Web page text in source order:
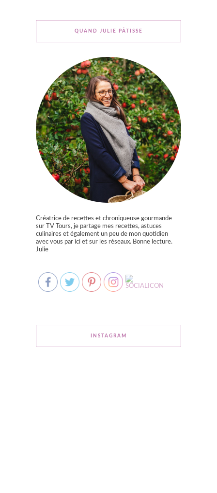
QUAND JULIE PÂTISSE
Créatrice de recettes et chroniqueuse gourmande
sur TV Tours, je partage mes recettes, astuces
culinaires et également un peu de mon quotidien
avec vous par ici et sur les réseaux. Bonne lecture.
Julie
INSTAGRAM